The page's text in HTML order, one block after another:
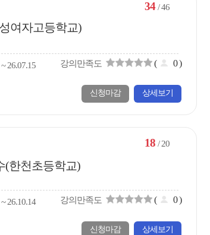
여자고등학교)
26.07.15 강의만족도 ( 0)
34/ 46
신청마감 상세보기
(한천초등학교)
26.10.14 강의만족도 ( 0)
18 / 20
신청마감 상세보기